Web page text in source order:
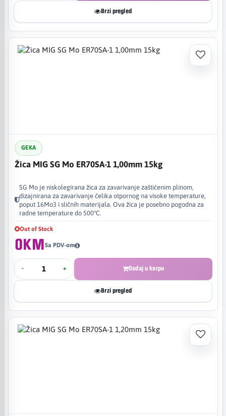
Brzi pregled
GEKA
Žica MIG SG Mo ER70SA-1 1,00mm 15kg
SG Mo je niskolegirana žica za zavarivanje zaštićenim plinom,
dizajnirana za zavarivanje čelika otpornog na visoke temperature,
poput 16Mo3 i sličnih materijala. Ova žica je posebno pogodna za
radne temperature do 500°C.
Out of Stock
0KMSa PDV-om
- + Dodaj u korpu
Brzi pregled